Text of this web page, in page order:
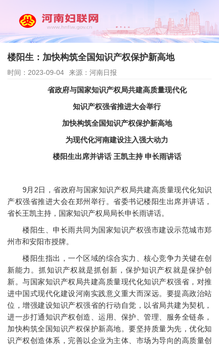
楼阳生：加快构筑全国知识产权保护新高地
时间：2023-09-04 来源：河南日报
省政府与国家知识产权局共建高质量现代化
知识产权强省推进大会举行
加快构筑全国知识产权保护新高地
为现代化河南建设注入强大动力
楼阳生出席并讲话 王凯主持 申长雨讲话
9月2日，省政府与国家知识产权局共建高质量现代化知识
产权强省推进大会在郑州举行。省委书记楼阳生出席并讲话，
省长王凯主持，国家知识产权局局长申长雨讲话。
楼阳生、申长雨共同为国家知识产权强市建设示范城市郑
州市和安阳市授牌。
楼阳生指出，一个区域的综合实力、核心竞争力关键在创
新能力。抓知识产权就是抓创新，保护知识产权就是保护创
新。与国家知识产权局共建高质量现代化知识产权强省，对推
进中国式现代化建设河南实践意义重大而深远。要提高政治站
位，增强建设知识产权强省的行动自觉，以省局共建为契机，
进一步打通知识产权创造、运用、保护、管理、服务全链条，
加快构筑全国知识产权保护新高地。要坚持质量为先，优化知
识产权创造体系，完善以企业为主体、市场为导向的高质量创